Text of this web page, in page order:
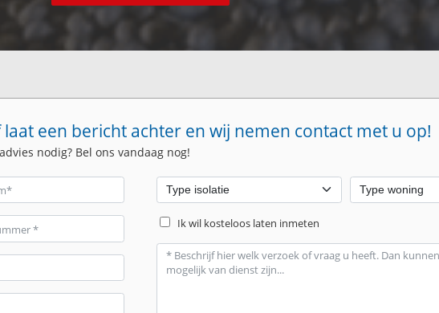
een bericht achter en wij nemen contact met u op!
nodig? Bel ons vandaag nog!
Ik wil kosteloos laten inmeten